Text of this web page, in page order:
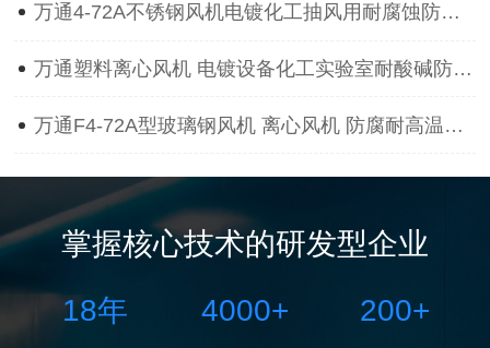
万通4-72A不锈钢风机电镀化工抽风用耐腐蚀防腐防爆离心通风机
万通塑料离心风机 电镀设备化工实验室耐酸碱防腐蚀抽风用通风机
万通F4-72A型玻璃钢风机 离心风机 防腐耐高温离心风机
掌握核心技术的研发型企业
18年 4000+ 200+